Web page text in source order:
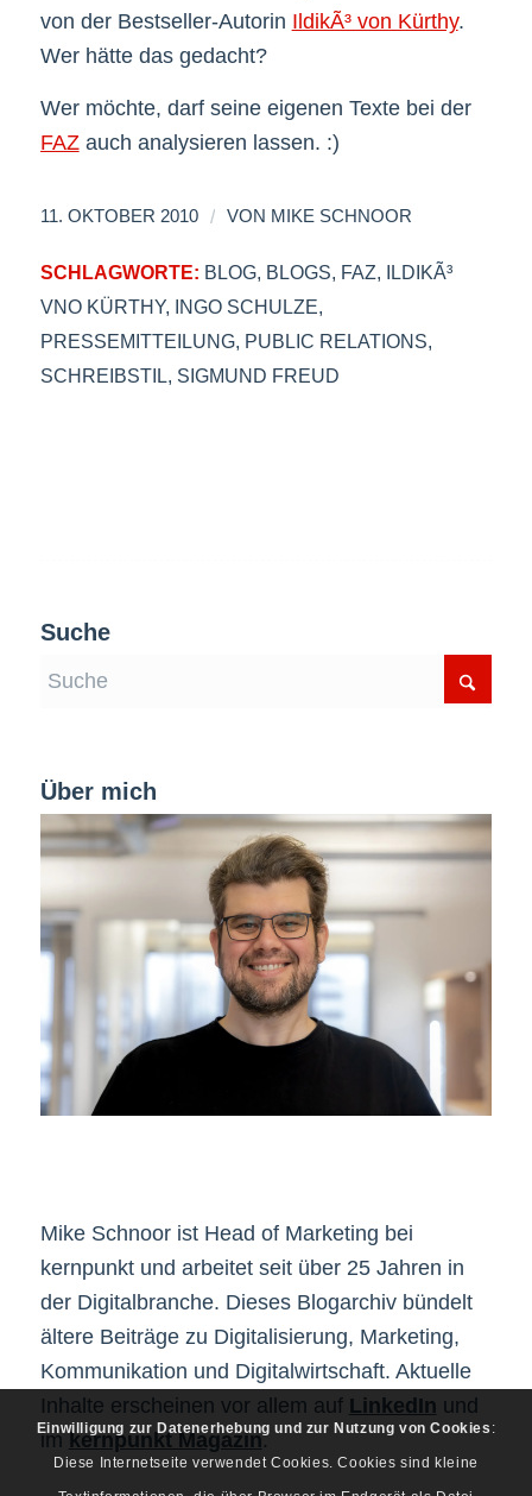
von der Bestseller-Autorin IldikÃ³ von Kürthy.
Wer hätte das gedacht?
Wer möchte, darf seine eigenen Texte bei der
FAZauch analysieren lassen. :)
11. OKTOBER 2010 / VON MIKE SCHNOOR
SCHLAGWORTE: BLOG, BLOGS, FAZ,
ILDIKÃ³
VNO KÜRTHY, INGO SCHULZE,
PRESSEMITTEILUNG, PUBLIC RELATIONS,
SCHREIBSTIL, SIGMUND FREUD
Suche
Über mich
Mike Schnoor ist Head of Marketing bei
kernpunkt und arbeitet seit über 25 Jahren in
der Digitalbranche. Dieses Blogarchiv bündelt
ältere Beiträge zu Digitalisierung, Marketing,
Kommunikation und Digitalwirtschaft. Aktuelle
Inhalte erscheinen vor allem auf LinkedIn und
imkernpunkt Magazin.
Einwilligung zur Datenerhebung und zur Nutzung von Cookies :
Diese Internetseite verwendet Cookies. Cookies sind kleine